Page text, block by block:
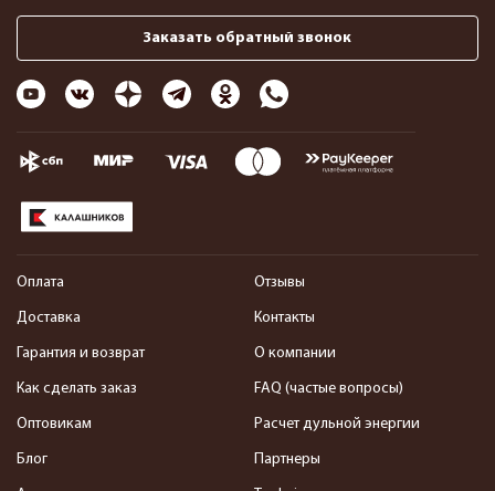
Заказать обратный звонок
Оплата
Доставка
Гарантия и возврат
Как сделать заказ
Оптовикам
Блог
Отзывы
Контакты
О компании
FAQ (частые вопросы)
Расчет дульной энергии
Партнеры